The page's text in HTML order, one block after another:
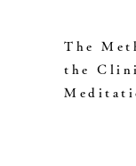
The
the